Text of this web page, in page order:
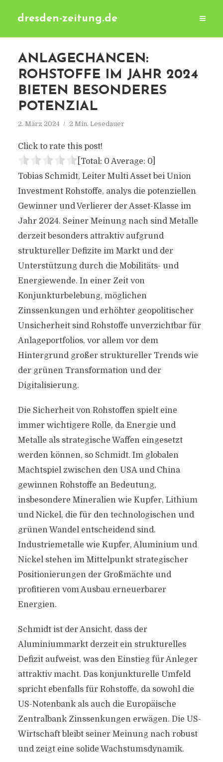
dresden-zeitung.de
ANLAGECHANCEN:
ROHSTOFFE IM JAHR 2024
BIETEN BESONDERES
POTENZIAL
2. März 2024 2 Min. Lesedauer
Click to rate this post!
[Total: 0 Average: 0]
Tobias Schmidt, Leiter Multi Asset bei Union
Investment Rohstoffe, analys die potenziellen
Gewinner und Verlierer der Asset-Klasse im
Jahr 2024. Seiner Meinung nach sind Metalle
derzeit besonders attraktiv aufgrund
struktureller Defizite im Markt und der
Unterstützung durch die Mobilitäts- und
Energiewende. In einer Zeit von
Konjunkturbelebung, möglichen
Zinssenkungen und erhöhter geopolitischer
Unsicherheit sind Rohstoffe unverzichtbar für
Anlageportfolios, vor allem vor dem
Hintergrund großer struktureller Trends wie
der grünen Transformation und der
Digitalisierung.
Die Sicherheit von Rohstoffen spielt eine
immer wichtigere Rolle, da Energie und
Metalle als strategische Waffen eingesetzt
werden können, so Schmidt. Im globalen
Machtspiel zwischen den USA und China
gewinnen Rohstoffe an Bedeutung,
insbesondere Mineralien wie Kupfer, Lithium
und Nickel, die für den technologischen und
grünen Wandel entscheidend sind.
Industriemetalle wie Kupfer, Aluminium und
Nickel stehen im Mittelpunkt strategischer
Positionierungen der Großmächte und
profitieren vom Ausbau erneuerbarer
Energien.
Schmidt ist der Ansicht, dass der
Aluminiummarkt derzeit ein strukturelles
Defizit aufweist, was den Einstieg für Anleger
attraktiv macht. Das konjunkturelle Umfeld
spricht ebenfalls für Rohstoffe, da sowohl die
US-Notenbank als auch die Europäische
Zentralbank Zinssenkungen erwägen. Die US-
Wirtschaft bleibt seiner Meinung nach robust
und zeigt eine solide Wachstumsdynamik.